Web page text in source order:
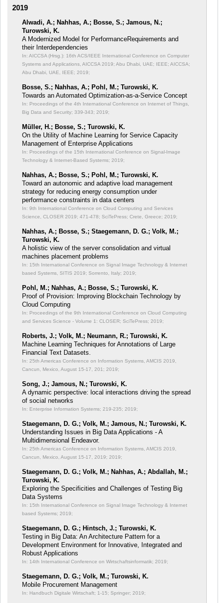
2019
Alwadi, A.; Nahhas, A.; Bosse, S.; Jamous, N.;
Turowski, K.
A Modernized Model for PerformanceRequirements and
their Interdependencies
In: AICCSA (Hrsg.): 16th ACS/IEEE International Conference on Computer
Systems and Applications, AICCSA 2019; Abu Dhabi, UAE; IEEE; AICCSA;
Abu Dhabi, UAE, IEEE; 2019;
Bosse, S.; Nahhas, A.; Pohl, M.; Turowski, K.
Towards an Automated Optimization-as-a-Service Concept
In: Proceedings of the 4th International Conference on Internet of Things,
Big Data and Security; 339-343; 2019;
Müller, H.; Bosse, S.; Turowski, K.
On the Utility of Machine Learning for Service Capacity
Management of Enterprise Applications
In: Proceedings of the 15th International Conference on Signal-Image
Technology & Internet-Based Systems; 2019;
Nahhas, A.; Bosse, S.; Pohl, M.; Turowski, K.
Toward an autonomic and adaptive load management
strategy for reducing energy consumption under
performance constraints in data centers
In: 9th International Conference on Cloud Computing and Services
Science, CLOSER 2019; 471-478; SciTePress; Crete, Greece; 2019;
Nahhas, A.; Bosse, S.; Staegemann, D. G.; Volk, M.;
Turowski, K.
A holistic view of the server consolidation and virtual
machines placement problems
In: 15th International Conference on Signal Image Technology & Internet
based Systems, SITIS 2019; Sorrento, Italy; 2019;
Pohl, M.; Nahhas, A.; Bosse, S.; Turowski, K.
Proof of Provision: Improving Blockchain Technology by
Cloud Computing
In: Proceedings of the 9th International Conference on Cloud Computing
and Services Science - Volume 1: CLOSER; SciTePress; 2019;
Roberts, J.; Volk, M.; Neumann, R.; Turowski, K.
Machine Learning Techniques for Annotations of Large
Financial Text Datasets.
In: 25th Americas Conference on Information Systems, AMCIS 2019,
Cancun, Mexico, August 15-17, 201; 2019;
Song, J.; Jamous, N.; Turowski, K.
A dynamic perspective: local interactions driving the spread
of social networks
In: Enterprise Information Systems; 219-235; 2019;
Staegemann, D. G.; Volk, M.; Jamous, N.; Turowski, K.
Understanding Issues in Big Data Applications - A
Multidimensional Endeavor.
In: 25th Americas Conference on Information Systems, AMCIS 2019,
Cancun, Mexico, August 15-17, 2019; 2019;
Staegemann, D. G.; Volk, M.; Nahhas, A.; Abdallah, M.;
Turowski, K.
Exploring the Specificities and Challenges of Testing Big
Data Systems
In: 15th International Conference on Signal Image Technology & Internet
based Systems; 2019;
Staegemann, D. G.; Hintsch, J.; Turowski, K.
Testing in Big Data: An Architecture Pattern for a
Development Environment for Innovative, Integrated and
Robust Applications
In: 14th International Conference on Wirtschaftsinformatik; 2019;
Staegemann, D. G.; Volk, M.; Turowski, K.
Mobile Procurement Management
In: Handbuch Digitale Wirtschaft; 1-15; Springer; 2019;